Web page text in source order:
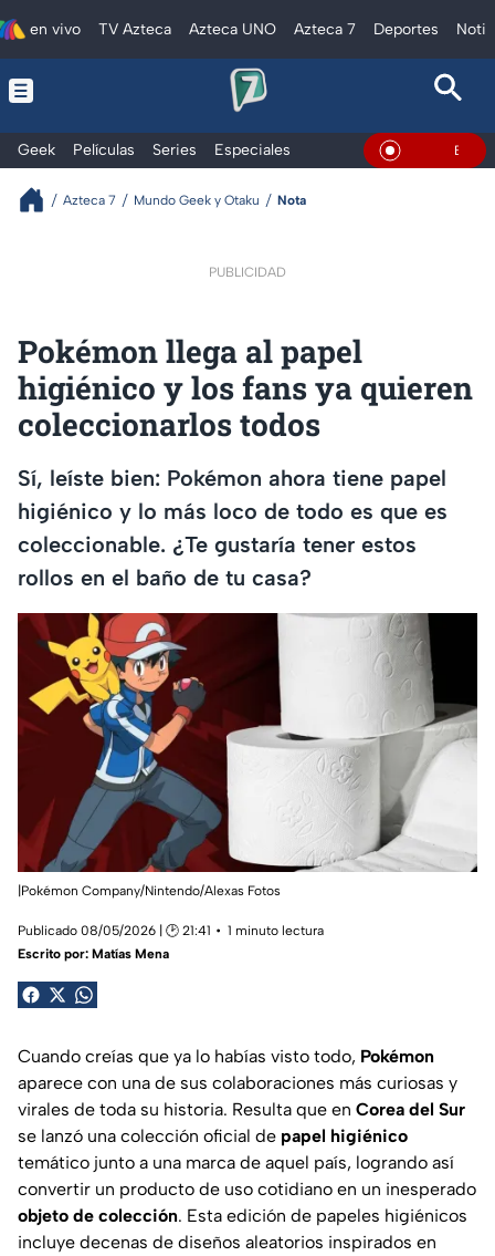
en vivo TV Azteca Azteca UNO Azteca 7 Deportes
Geek Películas Series Especiales En Vivo
Azteca 7 Mundo Geek y Otaku Nota
PUBLICIDAD
Pokémon llega al papel
higiénico y los fans ya quieren
coleccionarlos todos
Sí, leíste bien: Pokémon ahora tiene papel
higiénico y lo más loco de todo es que es
coleccionable. ¿Te gustaría tener estos
rollos en el baño de tu casa?
|Pokémon Company/Nintendo/Alexas Fotos
Publicado 08/05/2026 | 🕑 21:41
1 minuto lectura
Escrito por: Matías Mena
Cuando creías que ya lo habías visto todo, Pokémon
aparece con una de sus colaboraciones más curiosas y
virales de toda su historia. Resulta que en Corea del Sur
se lanzó una colección oficial de papel higiénico
temático junto a una marca de aquel país, logrando así
convertir un producto de uso cotidiano en un inesperado
objeto de colección. Esta edición de papeles higiénicos
incluye decenas de diseños aleatorios inspirados en